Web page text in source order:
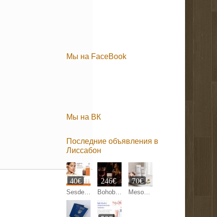
Мы на FaceBook
Мы на ВК
Последние объявления в
Лиссабон
Sesderma C-Vit Liposomal Serum 30 ml
40€
Bohoboco Wet Cherry Liquor Eau de Parfum
246€
Mesoestetic Bodyshock Celluxpert 200 ml
70€